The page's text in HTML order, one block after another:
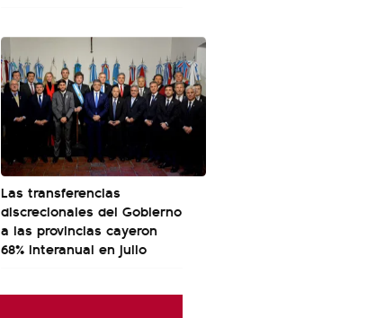
Las transferencias
discrecionales del Gobierno
a las provincias cayeron
68% interanual en julio